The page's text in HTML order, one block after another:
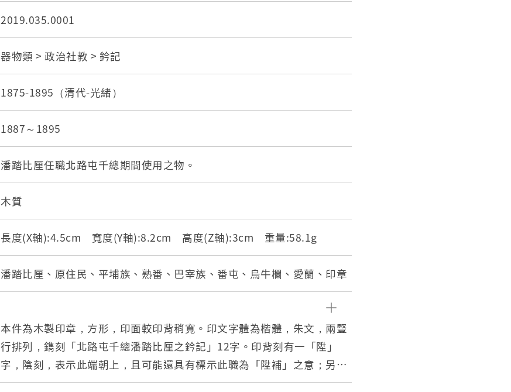
2019.035.0001
器物類 > 政治社教 > 鈐記
1875-1895（清代-光緒）
1887～1895
潘踏比厘任職北路屯千總期間使用之物。
木質
長度(X軸):4.5cm 寬度(Y軸):8.2cm 高度(Z軸):3cm 重量:58.1g
潘踏比厘、原住民、平埔族、熟番、巴宰族、番屯、烏牛欄、愛蘭、印章
本件為木製印章，方形，印面較印背稍寬。印文字體為楷體，朱文，兩豎
行排列，鐫刻「北路屯千總潘踏比厘之鈐記」12字。印背刻有一「陞」
字，陰刻，表示此端朝上，且可能還具有標示此職為「陞補」之意；另中
央處尚留有一個方形凹槽，可能原本還嵌有柱紐，而日後遺失，今不存。